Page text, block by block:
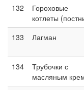
132
Гороховые
котлеты
133 Лагман
134
Трубочки с
масляным